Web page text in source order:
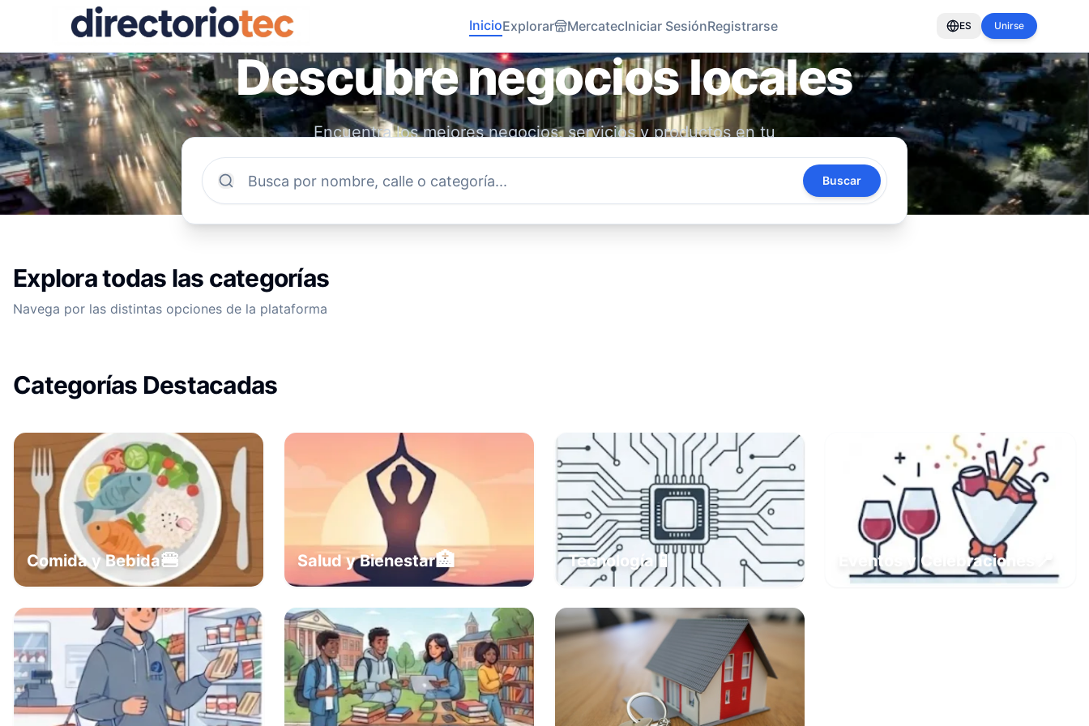
InicioExplorar MercatecIniciar SesiónRegistrarse ES Unirse
Descubre negocios locales
Encuentra los mejores negocios, servicios y productos en tu
comunidad. Conecta con emprendedores locales y apoya tu
Buscar
Explora todas las categorías
Navega por las distintas opciones de la plataforma
Categorías Destacadas
Comida y Bebida🍔 Salud y Bienestar🏥 Tecnología 📱 Eventos y Celebraciones